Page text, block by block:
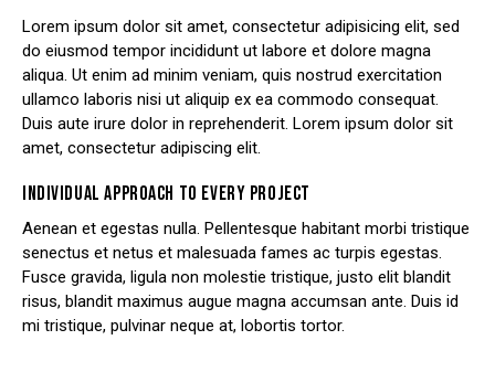
Lorem ipsum dolor sit amet, consectetur adipisicing elit, sed
do eiusmod tempor incididunt ut labore et dolore magna
aliqua. Ut enim ad minim veniam, quis nostrud exercitation
ullamco laboris nisi ut aliquip ex ea commodo consequat.
Duis aute irure dolor in reprehenderit. Lorem ipsum dolor sit
amet, consectetur adipiscing elit.
INDIVIDUAL APPROACH TO EVERY PROJECT
Aenean et egestas nulla. Pellentesque habitant morbi tristique
senectus et netus et malesuada fames ac turpis egestas.
Fusce gravida, ligula non molestie tristique, justo elit blandit
risus, blandit maximus augue magna accumsan ante. Duis id
mi tristique, pulvinar neque at, lobortis tortor.